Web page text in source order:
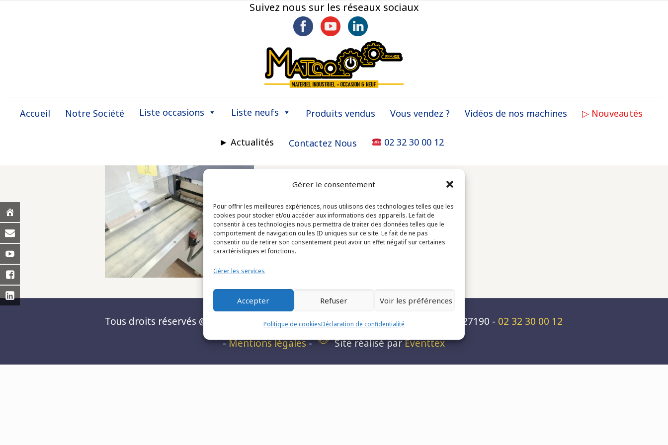
Gérer le consentement
Pour offrir les meilleures expériences, nous utilisons des technologies telles que les
cookies pour stocker et/ou accéder aux informations des appareils. Le fait de
consentir à ces technologies nous permettra de traiter des données telles que le
comportement de navigation ou les ID uniques sur ce site. Le fait de ne pas
consentir ou de retirer son consentement peut avoir un effet négatif sur certaines
caractéristiques et fonctions.
Gérer les services
Accepter Refuser Voir les préférences
Politique de cookiesDéclaration de confidentialité
Suivez nous sur les réseaux sociaux
Accueil Notre Société Liste occasions Liste neufs Produits vendus Vous vendez ? Vidéos de nos machines ▷ Nouveautés
► Actualités Contactez Nous 02 32 30 00 12
Tous droits réservés @Matco France - Z.I. n°1 les Fontenelles - Route Louviers - 27190 - 02 32 30 00 12
-Mentions légales- Site réalisé parEventtex